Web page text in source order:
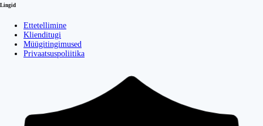
Lingid
Ettetellimine
Klienditugi
Müügitingimused
Privaatsuspoliitika